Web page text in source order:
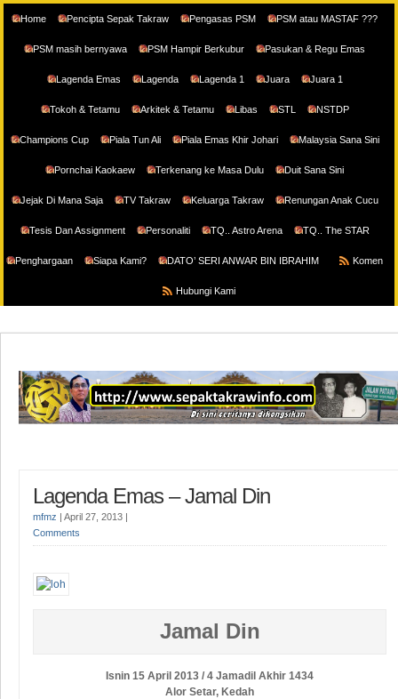
Home Pencipta Sepak Takraw Pengasas PSM PSM atau MASTAF ???
PSM masih bernyawa PSM Hampir Berkubur Pasukan & Regu Emas
Lagenda Emas Lagenda Lagenda 1 Juara Juara 1
Tokoh & Tetamu Arkitek & Tetamu Libas STL NSTDP
Champions Cup Piala Tun Ali Piala Emas Khir Johari Malaysia Sana Sini
Pornchai Kaokaew Terkenang ke Masa Dulu Duit Sana Sini
Jejak Di Mana Saja TV Takraw Keluarga Takraw Renungan Anak Cucu
Tesis Dan Assignment Personaliti TQ.. Astro Arena TQ.. The STAR
Penghargaan Siapa Kami? DATO’ SERI ANWAR BIN IBRAHIM Komen
Hubungi Kami
Lagenda Emas – Jamal Din
mfmz | April 27, 2013 |
Comments
Jamal Din
Isnin 15 April 2013 / 4 Jamadil Akhir 1434
Alor Setar, Kedah